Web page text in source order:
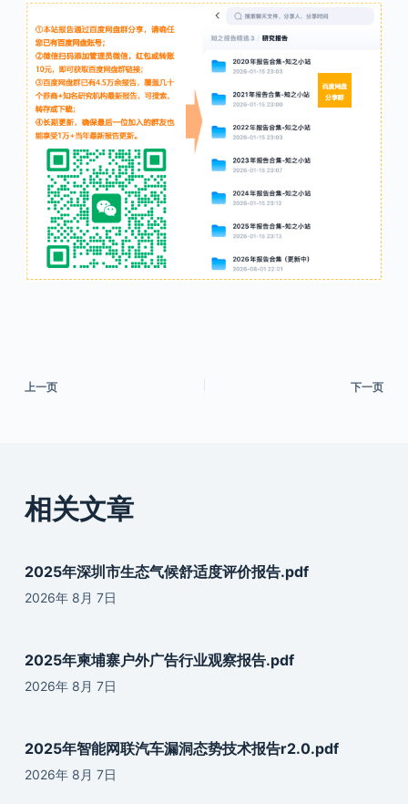
上一页 下一页
相关文章
2025年深圳市生态气候舒适度评价报告.pdf
2026年 8月 7日
2025年柬埔寨户外广告行业观察报告.pdf
2026年 8月 7日
2025年智能网联汽车漏洞态势技术报告r2.0.pdf
2026年 8月 7日